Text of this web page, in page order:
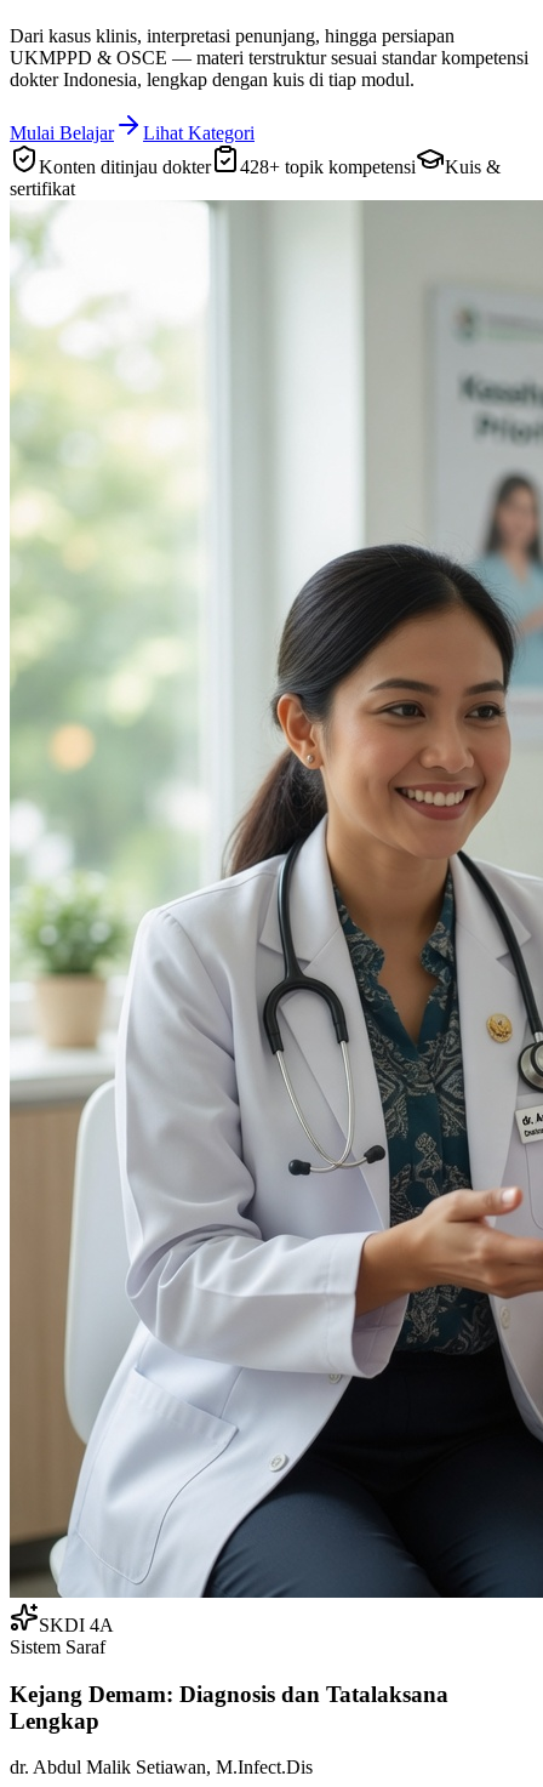
Dari kasus klinis, interpretasi penunjang, hingga persiapan
UKMPPD & OSCE — materi terstruktur sesuai standar kompetensi
dokter Indonesia, lengkap dengan kuis di tiap modul.
Mulai Belajar
Lihat Kategori
Konten ditinjau dokter
428+ topik kompetensi
Kuis &
sertifikat
SKDI 4A
Sistem Saraf
Kejang Demam: Diagnosis dan Tatalaksana
Lengkap
dr. Abdul Malik Setiawan, M.Infect.Dis